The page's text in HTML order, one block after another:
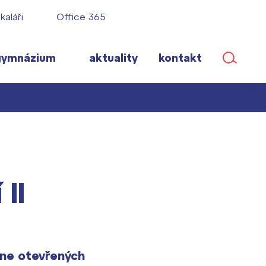
roku
aktuality kontakt
Office 365
II
otevřených